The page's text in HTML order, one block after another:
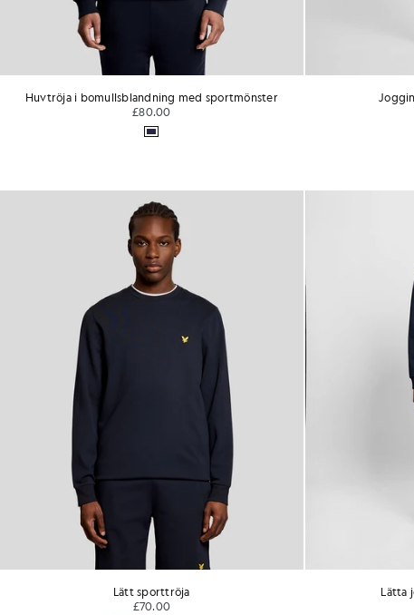
Huvtröja i bomullsblandning med sportmönster
£80.00
Lätt sporttröja
£70.00
Lätta